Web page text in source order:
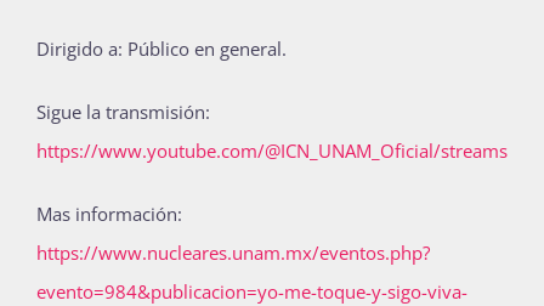
Dirigido a: Público en general.
Sigue la transmisión:
https://www.youtube.com/@ICN_UNAM_Oficial/streams
Mas información:
https://www.nucleares.unam.mx/eventos.php?
evento=984&publicacion=yo-me-toque-y-sigo-viva-